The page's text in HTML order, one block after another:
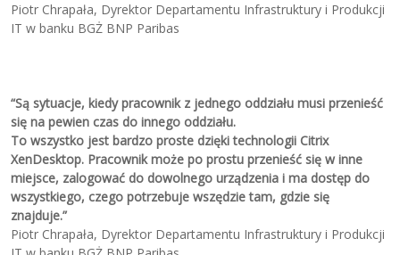
Piotr Chrapała, Dyrektor Departamentu Infrastruktury i Produkcji
IT w banku BGŻ BNP Paribas
“Są sytuacje, kiedy pracownik z jednego oddziału musi przenieść
się na pewien czas do innego oddziału.
To wszystko jest bardzo proste dzięki technologii Citrix
XenDesktop. Pracownik może po prostu przenieść się w inne
miejsce, zalogować do dowolnego urządzenia i ma dostęp do
wszystkiego, czego potrzebuje wszędzie tam, gdzie się
znajduje.”
Piotr Chrapała, Dyrektor Departamentu Infrastruktury i Produkcji